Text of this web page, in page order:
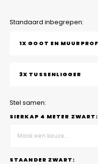
Standaard inbegrepen:
1X GOOT EN
3X TUSSENLIGGER
Stel samen:
SIERKAP 4 METER ZWART:
Maak een keuze...
STAANDER ZWART: